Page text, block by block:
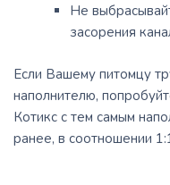
Не
засорения
Если Вашему питомцу
наполнителю,
Котикс с тем самым
ранее, в соотношении